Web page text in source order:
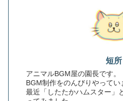
短所
アニマルBGM屋の園長です。
BGM制作をのんびりやってい
最近「したたかハムスター」